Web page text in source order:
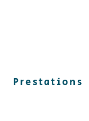
Prestations